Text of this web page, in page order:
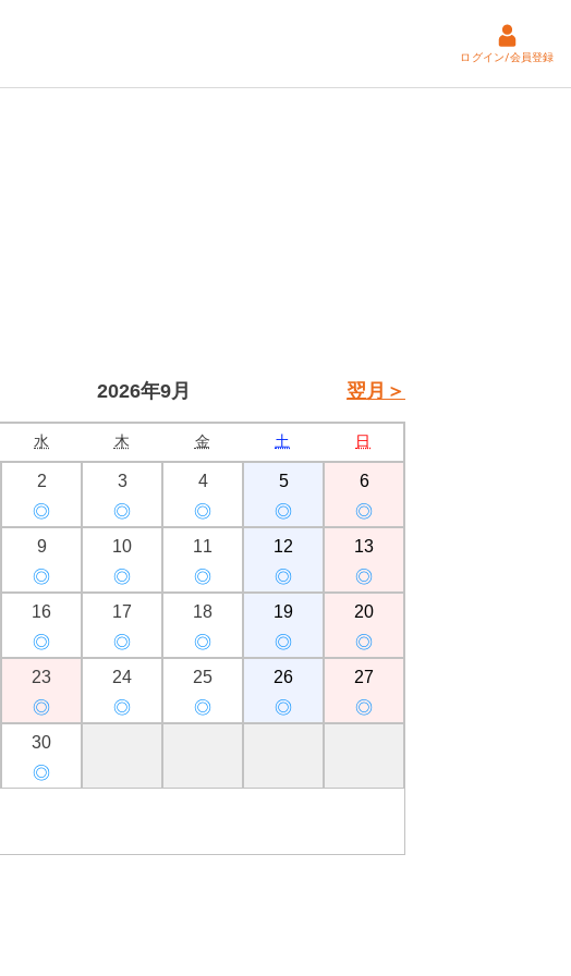
ログイン/会員登録
2026年9月 翌月＞
水 木 金 土 日
2
◎
3
◎
4
◎
5
◎
6
◎
9
◎
10
◎
11
◎
12
◎
13
◎
16
◎
17
◎
18
◎
19
◎
20
◎
23
◎
24
◎
25
◎
26
◎
27
◎
30
◎